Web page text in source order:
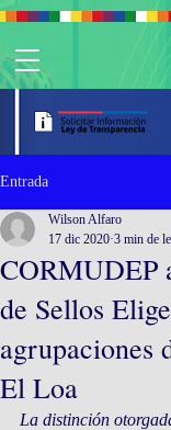
Entrada
CORMUDEP
de Sellos
agrupaciones
El Loa
Wilson Alfaro
17 dic 2020 3 min de
La distinción